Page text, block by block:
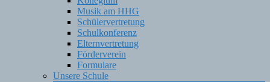
Musik am HHG
Schülervertretung
Schulkonferenz
Elternvertretung
Förderverein
Formulare
Unsere Schule